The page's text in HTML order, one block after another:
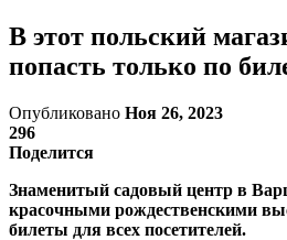
В этот польский
попасть только по
Опубликовано Ноя 26, 2023
296
Поделится
Знаменитый садовый центр в
красочными рождественскими
билеты для всех посетителей.